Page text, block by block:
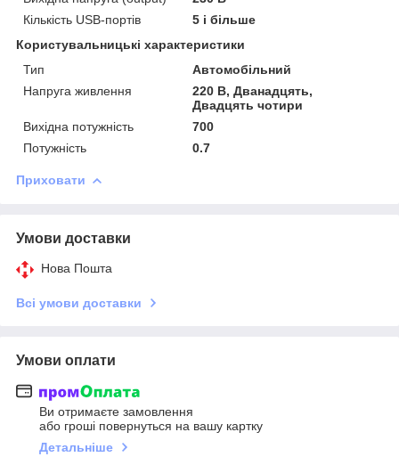
Кількість USB-портів
5 і більше
Користувальницькі характеристики
Тип
Автомобільний
Напруга живлення
220 В, Дванадцять,
Двадцять чотири
Вихідна потужність
700
Потужність
0.7
Приховати
Умови доставки
Нова Пошта
Всі умови доставки
Умови оплати
Ви отримаєте замовлення
або гроші повернуться на вашу картку
Детальніше